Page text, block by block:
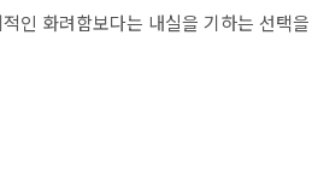
인 화려함보다는 내실을 기하는 선택